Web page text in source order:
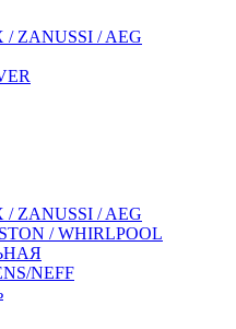
/ ZANUSSI / AEG
/ ZANUSSI / AEG
/ WHIRLPOOL
NEFF